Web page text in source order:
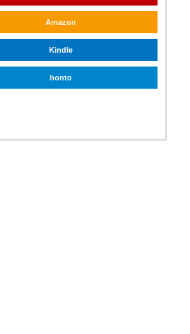
Amazon
Kindle
honto